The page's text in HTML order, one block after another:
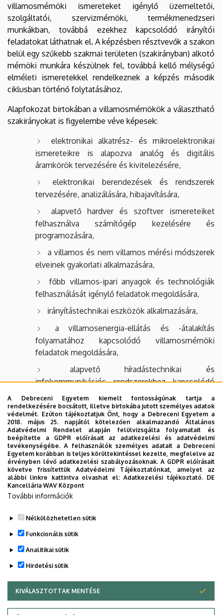
villamosmérnöki ismereteket igénylő üzemeltetői,
szolgáltatói, szervizmérnöki, termékmenedzseri
munkákban, továbbá ezekhez kapcsolódó irányítói
feladatokat láthatnak el. A képzésben résztvevők a szakon
belül egy szűkebb szakmai területen (szakirányban) alkotó
mérnöki munkára készülnek fel, továbbá kellő mélységű
elméleti ismeretekkel rendelkeznek a képzés második
ciklusban történő folytatásához.
Alapfokozat birtokában a villamosmérnökök a választható
szakirányokat is figyelembe véve képesek:
elektronikai alkatrész- és mikroelektronikai
ismereteikre is alapozva analóg és digitális
áramkörök tervezésére és kivitelezésére,
elektronikai berendezések és rendszerek
tervezésére, analizálására, hibajavítására,
alapvető hardver és szoftver ismereteiket
felhasználva számítógép kezelésére és
programozására,
a villamos és nem villamos mérési módszerek
elveinek gyakorlati alkalmazására,
főbb villamos-ipari anyagok és technológiák
felhasználását igénylő feladatok megoldására,
irányítástechnikai eszközök alkalmazására,
a villamosenergia-ellátás és -átalakítás
folyamatához kapcsolódó villamosmérnöki
feladatok megoldására,
alapvető híradástechnikai és
infokommunikációs rendszerekhez kapcsolódó
villamosmérnöki feladatok megoldására,
alkalmazás szintű ismereteik felhasználásával
a kiválasztott szakirányban villamosmérnöki
feladatok megoldására (tervezés, fejlesztés,
üzembe helyezés, üzemeltetés, szolgáltatás,
karbantartás),
az egyenlő esélyű hozzáférés elvének
alkalmazására,
Legutóbbi frissítés: 2023. 06. 08. 11:01
A Debreceni Egyetem kiemelt fontosságúnak tartja a
rendelkezésére bocsátott, illetve birtokába jutott személyes adatok
védelmét. Ezúton tájékoztatjuk Önt, hogy a Debreceni Egyetem a
2018. május 25. napjától kötelezően alkalmazandó Általános
Adatvédelmi Rendelet alapján felülvizsgálta folyamatait és
beépítette a GDPR előírásait az adatkezelési és adatvédelmi
tevékenységébe. A felhasználók személyes adatait a Debreceni
Egyetem korábban is teljes körültekintéssel kezelte, megfelelve az
érvényben lévő adatkezelési szabályozásoknak. A GDPR előírásait
követve frissítettük Adatvédelmi Tájékoztatónkat, amelyet az
alábbi linkre kattintva olvashat el:Adatkezelési tájékoztató. DE
Kancellária WAV Központ
További információk
Nélkülözhetetlen sütik
Funkcionális sütik
Analitikai sütik
Hirdetési sütik
KIVÁLASZTOTTAK MENTÉSE
WITHDRAW CONSENT